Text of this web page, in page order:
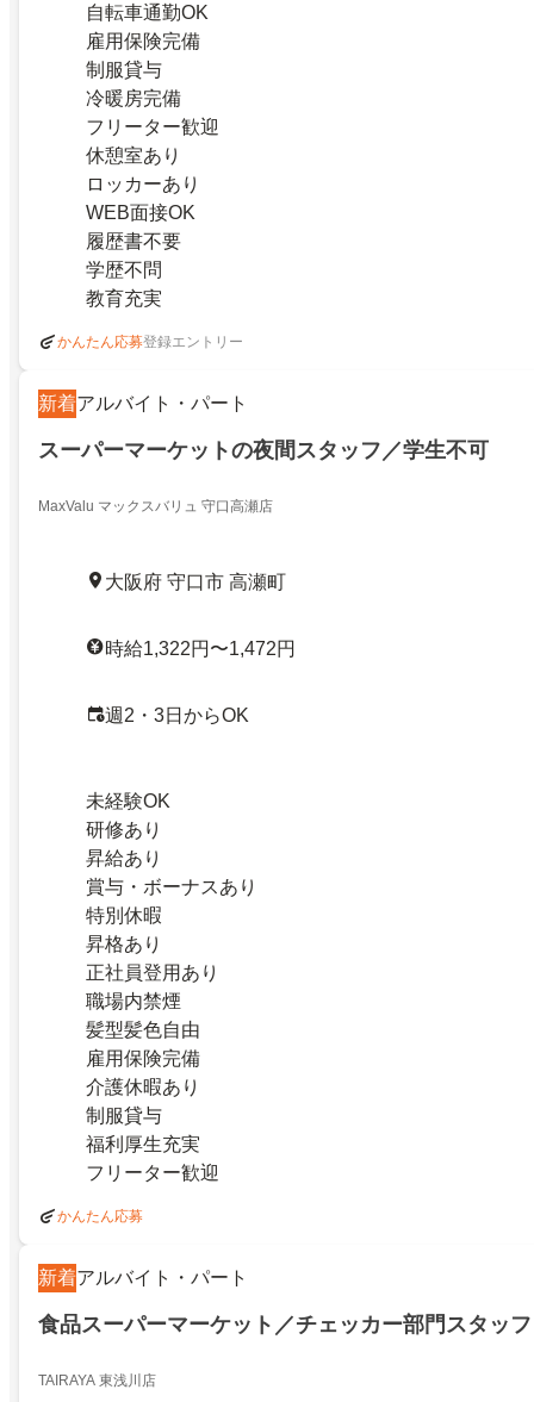
自転車通勤OK
雇用保険完備
制服貸与
冷暖房完備
フリーター歓迎
休憩室あり
ロッカーあり
WEB面接OK
履歴書不要
学歴不問
教育充実
かんたん応募登録エントリー
新着アルバイト・パート
スーパーマーケットの夜間スタッフ／学生不可
MaxValu マックスバリュ 守口高瀬店
大阪府 守口市 高瀬町
時給1,322円〜1,472円
週2・3日からOK
未経験OK
研修あり
昇給あり
賞与・ボーナスあり
特別休暇
昇格あり
正社員登用あり
職場内禁煙
髪型髪色自由
雇用保険完備
介護休暇あり
制服貸与
福利厚生充実
フリーター歓迎
かんたん応募
新着アルバイト・パート
食品スーパーマーケット／チェッカー部門スタッフ
TAIRAYA 東浅川店